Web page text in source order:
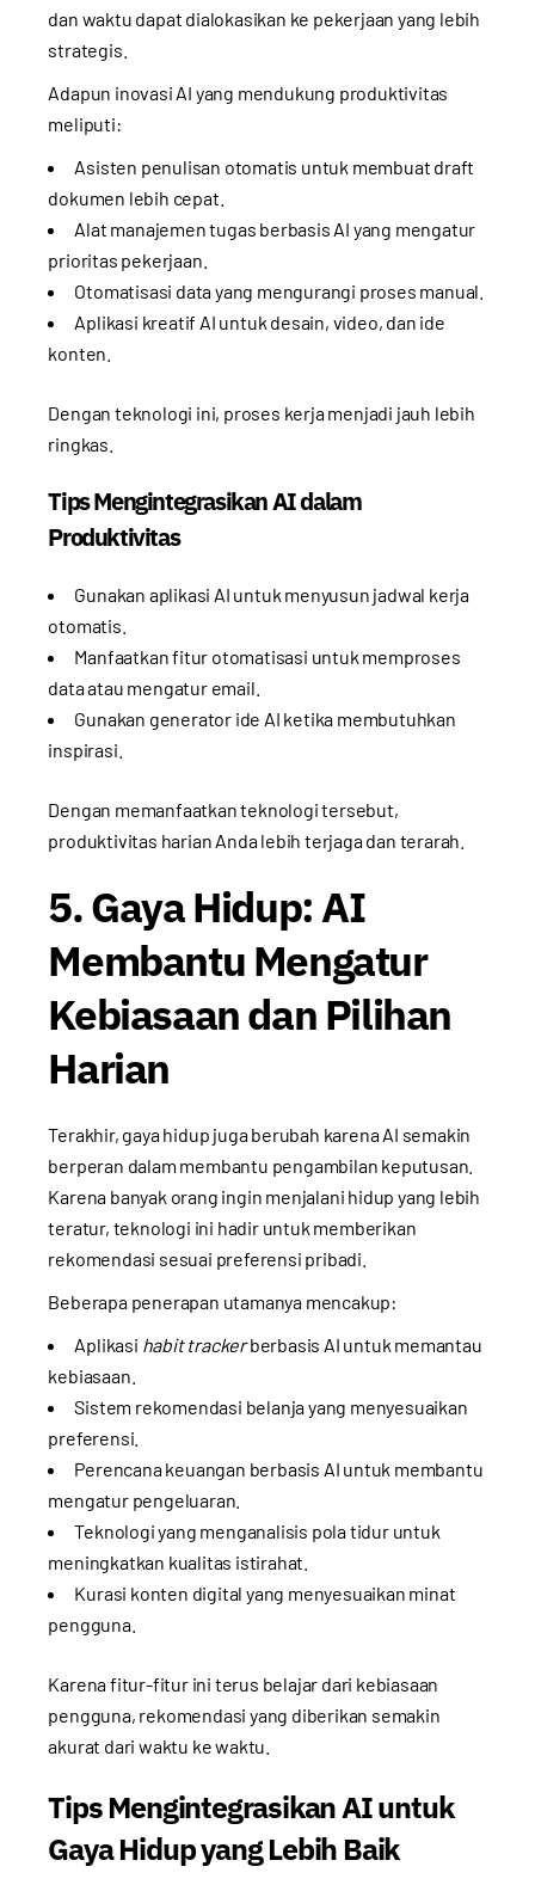
dan waktu dapat dialokasikan ke pekerjaan yang lebih
strategis.
Adapun inovasi AI yang mendukung produktivitas
meliputi:
Asisten penulisan otomatis untuk membuat draft
dokumen lebih cepat.
Alat manajemen tugas berbasis AI yang mengatur
prioritas pekerjaan.
Otomatisasi data yang mengurangi proses manual.
Aplikasi kreatif AI untuk desain, video, dan ide
konten.
Dengan teknologi ini, proses kerja menjadi jauh lebih
ringkas.
Tips Mengintegrasikan AI dalam
Produktivitas
Gunakan aplikasi AI untuk menyusun jadwal kerja
otomatis.
Manfaatkan fitur otomatisasi untuk memproses
data atau mengatur email.
Gunakan generator ide AI ketika membutuhkan
inspirasi.
Dengan memanfaatkan teknologi tersebut,
produktivitas harian Anda lebih terjaga dan terarah.
5. Gaya Hidup: AI
Membantu Mengatur
Kebiasaan dan Pilihan
Harian
Terakhir, gaya hidup juga berubah karena AI semakin
berperan dalam membantu pengambilan keputusan.
Karena banyak orang ingin menjalani hidup yang lebih
teratur, teknologi ini hadir untuk memberikan
rekomendasi sesuai preferensi pribadi.
Beberapa penerapan utamanya mencakup:
Aplikasi habit trackerberbasis AI untuk memantau
kebiasaan.
Sistem rekomendasi belanja yang menyesuaikan
preferensi.
Perencana keuangan berbasis AI untuk membantu
mengatur pengeluaran.
Teknologi yang menganalisis pola tidur untuk
meningkatkan kualitas istirahat.
Kurasi konten digital yang menyesuaikan minat
pengguna.
Karena fitur-fitur ini terus belajar dari kebiasaan
pengguna, rekomendasi yang diberikan semakin
akurat dari waktu ke waktu.
Tips Mengintegrasikan AI untuk
Gaya Hidup yang Lebih Baik